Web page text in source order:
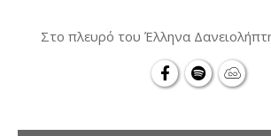
Στο πλευρό του Έλληνα